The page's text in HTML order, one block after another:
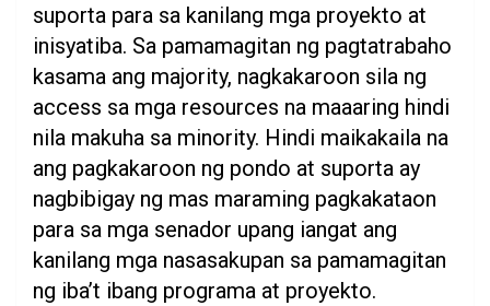
suporta para sa kanilang mga proyekto at
inisyatiba. Sa pamamagitan ng pagtatrabaho
kasama ang majority, nagkakaroon sila ng
access sa mga resources na maaaring hindi
nila makuha sa minority. Hindi maikakaila na
ang pagkakaroon ng pondo at suporta ay
nagbibigay ng mas maraming pagkakataon
para sa mga senador upang iangat ang
kanilang mga nasasakupan sa pamamagitan
ng iba’t ibang programa at proyekto.